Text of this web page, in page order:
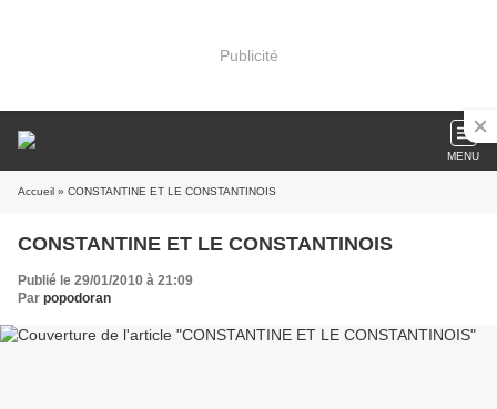
Publicité
MENU
Accueil » CONSTANTINE ET LE CONSTANTINOIS
CONSTANTINE ET LE CONSTANTINOIS
Publié le 29/01/2010 à 21:09
Par popodoran